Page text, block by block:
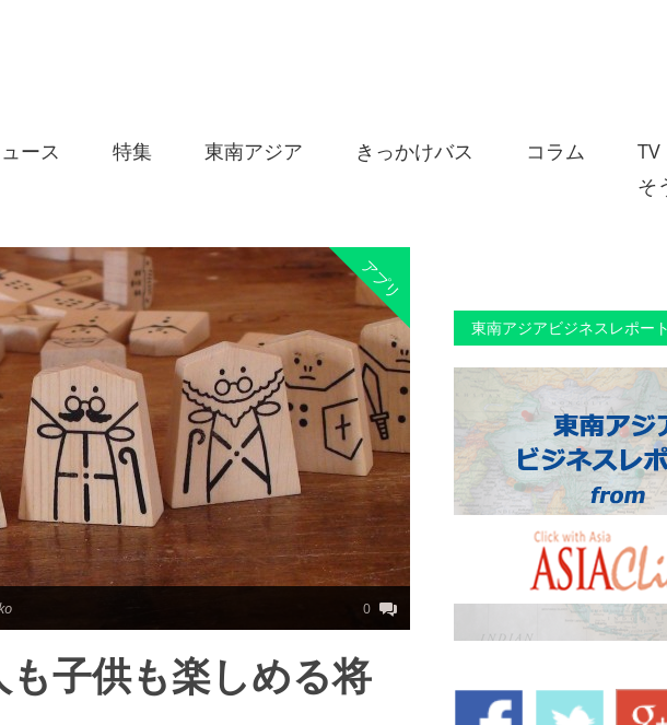
ース 特集 東南アジア きっかけバス コラム
TV
そ
アプリ
0
子供も楽しめる将
東南アジアビジネスレポート